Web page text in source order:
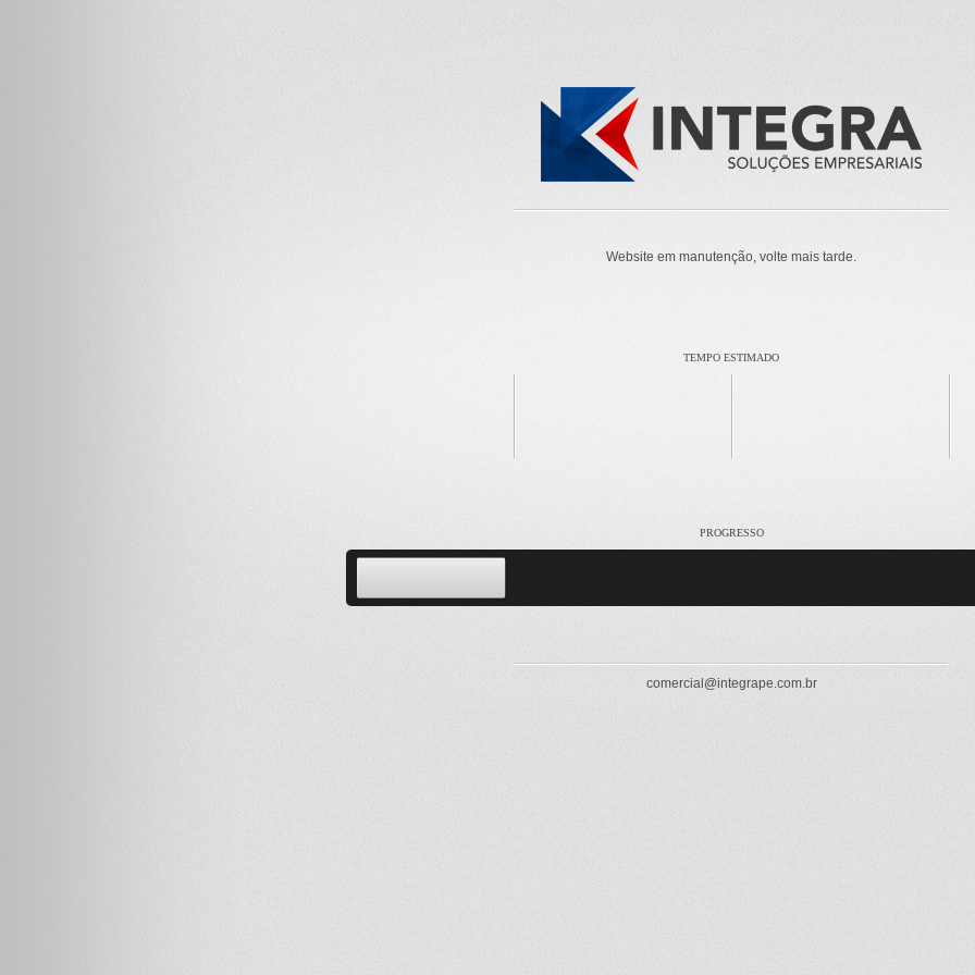
Website em manutenção, volte mais tarde.
TEMPO ESTIMADO
PROGRESSO
comercial@integrape.com.br